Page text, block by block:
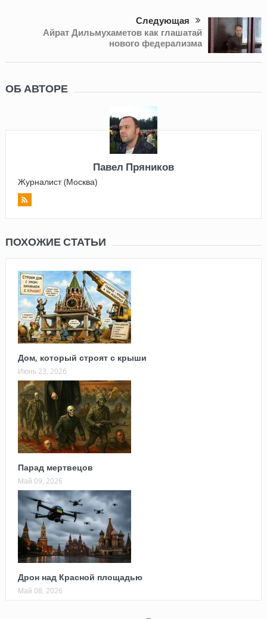
Следующая
Айрат Дильмухаметов как глашатай
нового федерализма
ОБ АВТОРЕ
Павел Пряников
Журналист (Москва)
ПОХОЖИЕ СТАТЬИ
Дом, который строят с крыши
Июнь 23, 2026
Парад мертвецов
Май 09, 2026
Дрон над Красной площадью
Май 08, 2026